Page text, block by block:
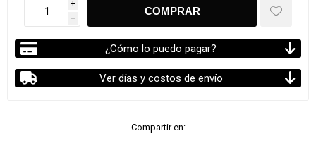
i
h
¿Cómo lo puedo pagar?
Ver días y costos de envío
Compartir en: